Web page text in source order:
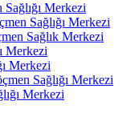
Merkezi
Sağlığı Merkezi
Sağlık Merkezi
Merkezi
Merkezi
Sağlığı Merkezi
Merkezi